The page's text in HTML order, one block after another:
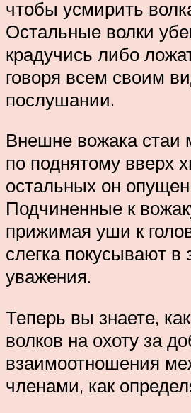
чтобы усмирить
Остальные волки
крадучись либо
говоря всем своим
послушании.
Внешне вожака стаи
по поднятому вверх
остальных он
Подчиненные к
прижимая уши к
слегка покусывают в
уважения.
Теперь вы знаете,
волков на охоту за
взаимоотношения
членами, как